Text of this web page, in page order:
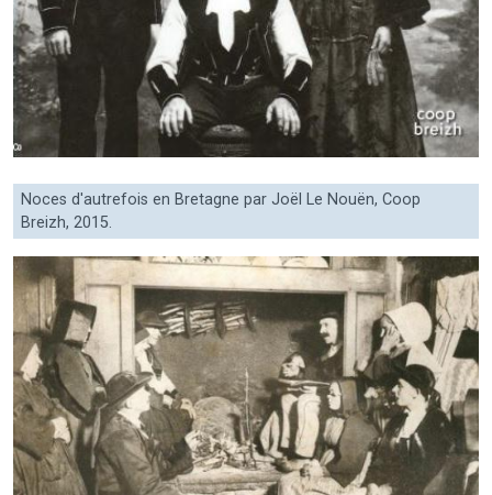
Noces d'autrefois en Bretagne par Joël Le Nouën, Coop
Breizh, 2015.